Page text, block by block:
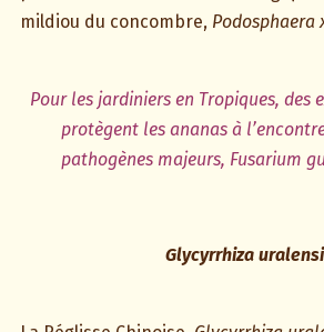
mildiou du concombre, Podosphaera
Pour les jardiniers en Tropiques, des
protègent les ananas à
pathogènes majeurs, Fusarium
Glycyrrhiza